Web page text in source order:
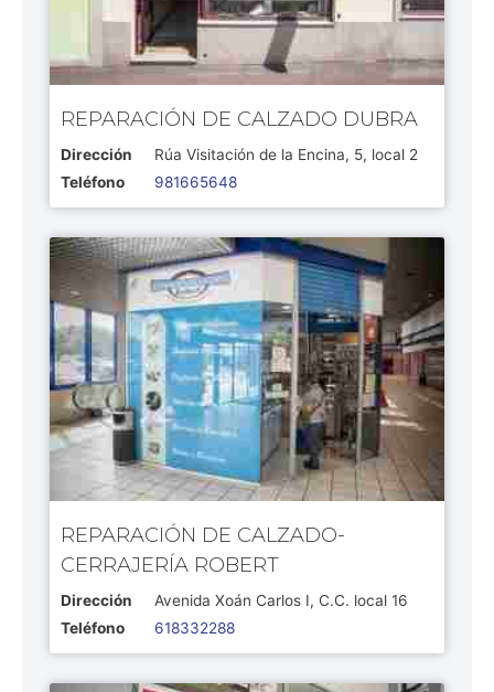
REPARACIÓN DE CALZADO DUBRA
Dirección
Rúa Visitación de la Encina, 5, local 2
Teléfono
981665648
REPARACIÓN DE CALZADO-
CERRAJERÍA ROBERT
Dirección
Avenida Xoán Carlos I, C.C. local 16
Teléfono
618332288